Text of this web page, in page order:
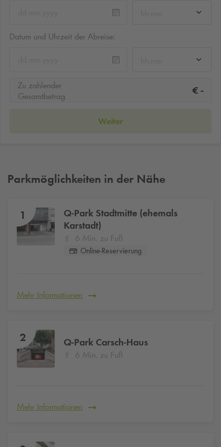
Datum und Uhrzeit der Abreise:
Zu zahlender
Gesamtbetrag
€ -
Weiter
Parkmöglichkeiten in der Nähe
1 Q-Park Stadtmitte (ehemals
Karstadt)
6 Min. zu Fuß
Online-Reservierung
Mehr Informationen
2 Q-Park Carsch-Haus
6 Min. zu Fuß
Mehr Informationen